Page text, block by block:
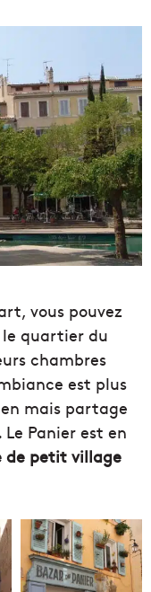
vous pouvez
le quartier du
chambres
est plus
mais partage
Panier est en
de petit village